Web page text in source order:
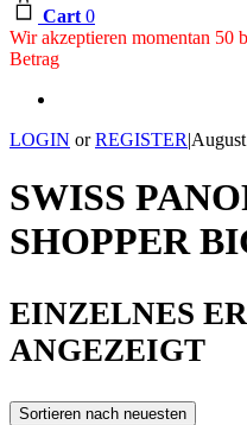
Cart 0
Wir akzeptieren momentan 50
Betrag
LOGIN orREGISTER|
SWISS
SHOPPER
EINZELNES
ANGEZEIGT
Sortieren nach neuesten